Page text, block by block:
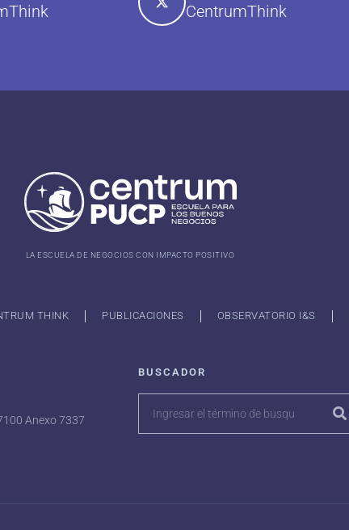
CentrumThink
LA ESCUELA DE NEGOCIOS CON IMPACTO POSITIVO
THINK PUBLICACIONES OBSERVATORIO I&S
Anexo 7337
BUSCADOR